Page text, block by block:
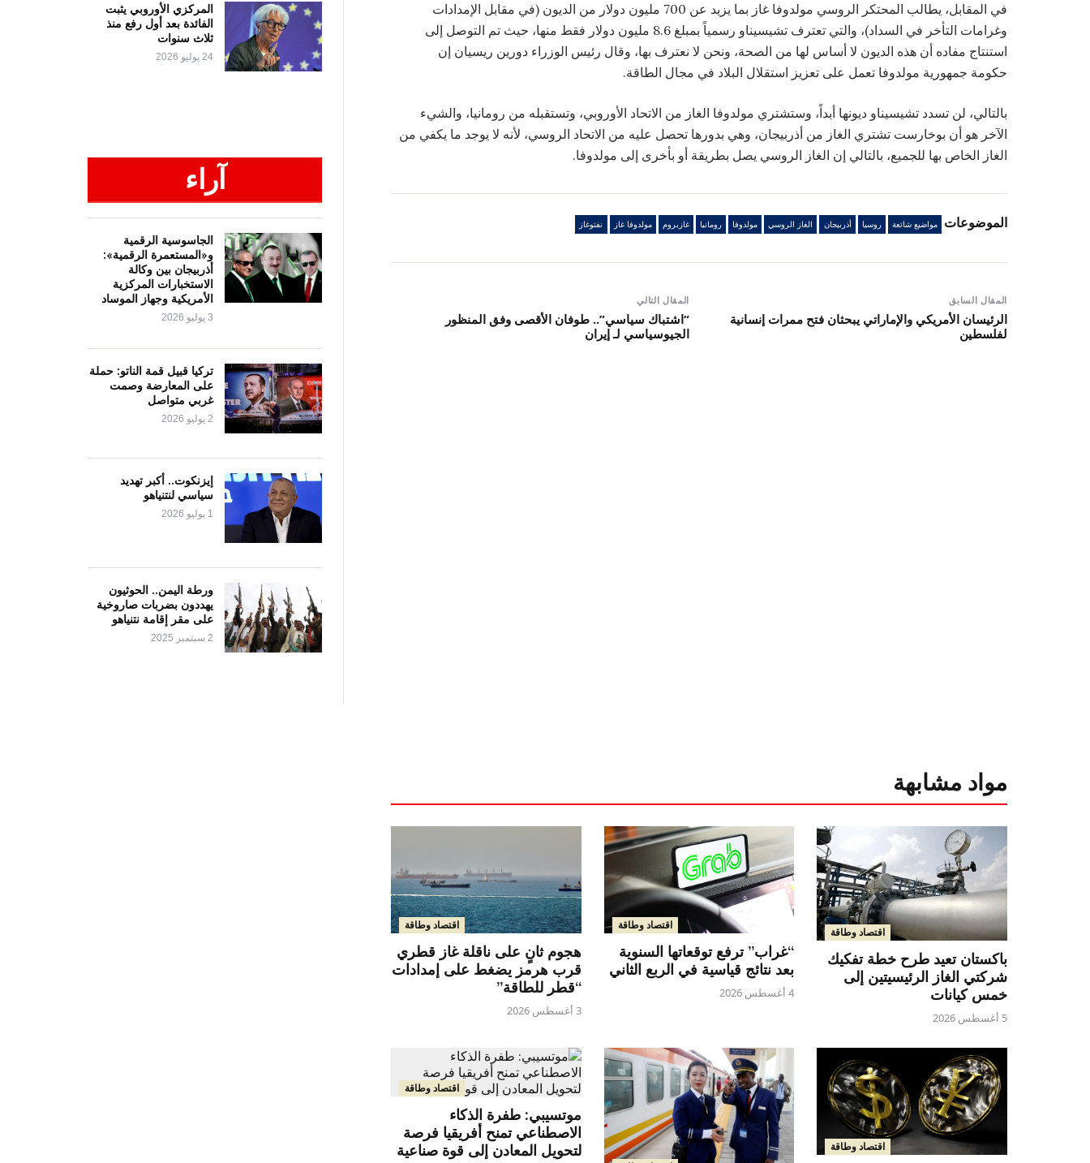
في المقابل، يطالب المحتكر الروسي مولدوفا غاز بما يزيد عن 700 مليون دولار من الديون (في مقابل الإمدادات
وغرامات التأخر في السداد)، والتي تعترف تشيسيناو رسمياً بمبلغ 8.6 مليون دولار فقط منها، حيث تم التوصل إلى
استنتاج مفاده أن هذه الديون لا أساس لها من الصحة، ونحن لا نعترف بها، وقال رئيس الوزراء دورين ريسيان إن
حكومة جمهورية مولدوفا تعمل على تعزيز استقلال البلاد في مجال الطاقة.
بالتالي، لن تسدد تشيسيناو ديونها أبداً، وستشتري مولدوفا الغاز من الاتحاد الأوروبي، وتستقبله من رومانيا، والشيء
الآخر هو أن بوخارست تشتري الغاز من أذربيجان، وهي بدورها تحصل عليه من الاتحاد الروسي، لأنه لا يوجد ما يكفي من
الغاز الخاص بها للجميع، بالتالي إن الغاز الروسي يصل بطريقة أو بأخرى إلى مولدوفا.
الموضوعات مواضيع شائعة روسيا أذربيجان الغاز الروسي مولدوفا رومانيا غازبروم مولدوفا غاز نفتوغاز
المقال السابق
الرئيسان الأمريكي والإماراتي يبحثان فتح ممرات إنسانية
لفلسطين
المقال التالي
“اشتباك سياسي”.. طوفان الأقصى وفق المنظور
الجيوسياسي لـ إيران
المركزي الأوروبي يثبت
الفائدة بعد أول رفع منذ
ثلاث سنوات
24 يوليو 2026
آراء
الجاسوسية الرقمية
و«المستعمرة الرقمية»:
أذربيجان بين وكالة
الاستخبارات المركزية
الأمريكية وجهاز الموساد
3 يوليو 2026
تركيا قبيل قمة الناتو: حملة
على المعارضة وصمت
غربي متواصل
2 يوليو 2026
إيزنكوت.. أكبر تهديد
سياسي لنتنياهو
1 يوليو 2026
ورطة اليمن.. الحوثيون
يهددون بضربات صاروخية
على مقر إقامة نتنياهو
2 سبتمبر 2025
مواد مشابهة
اقتصاد وطاقة
باكستان تعيد طرح خطة تفكيك
شركتي الغاز الرئيسيتين إلى
خمس كيانات
5 أغسطس 2026
اقتصاد وطاقة
“غراب” ترفع توقعاتها السنوية
بعد نتائج قياسية في الربع الثاني
4 أغسطس 2026
اقتصاد وطاقة
هجوم ثانٍ على ناقلة غاز قطري
قرب هرمز يضغط على إمدادات
“قطر للطاقة”
3 أغسطس 2026
اقتصاد وطاقة
اقتصاد وطاقة
موتسيبي: طفرة الذكاء
الاصطناعي تمنح أفريقيا فرصة
لتحويل المعادن إلى قوة صناعية